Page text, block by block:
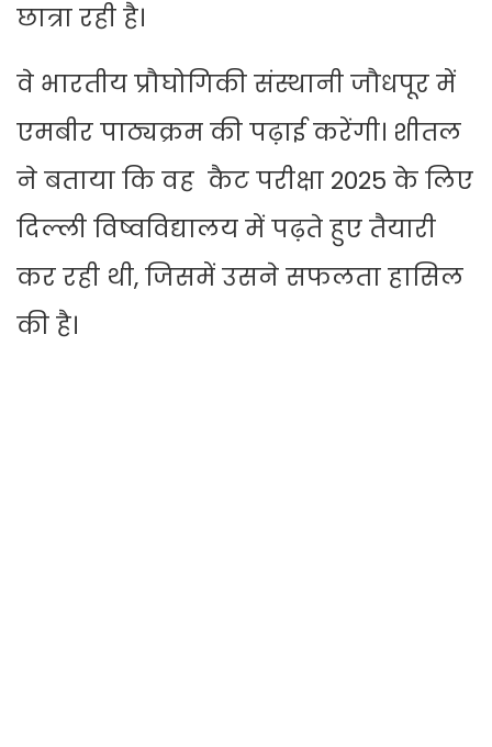
छात्रा रही है।
वे भारतीय प्रौघोगिकी संस्थानी जौधपूर में
एमबीर पाठ्यक्रम की पढ़ाई करेंगी। शीतल
ने बताया कि वह कैट परीक्षा 2025 के लिए
दिल्ली विष्वविद्यालय में पढ़ते हुए तैयारी
कर रही थी, जिसमें उसने सफलता हासिल
की है।